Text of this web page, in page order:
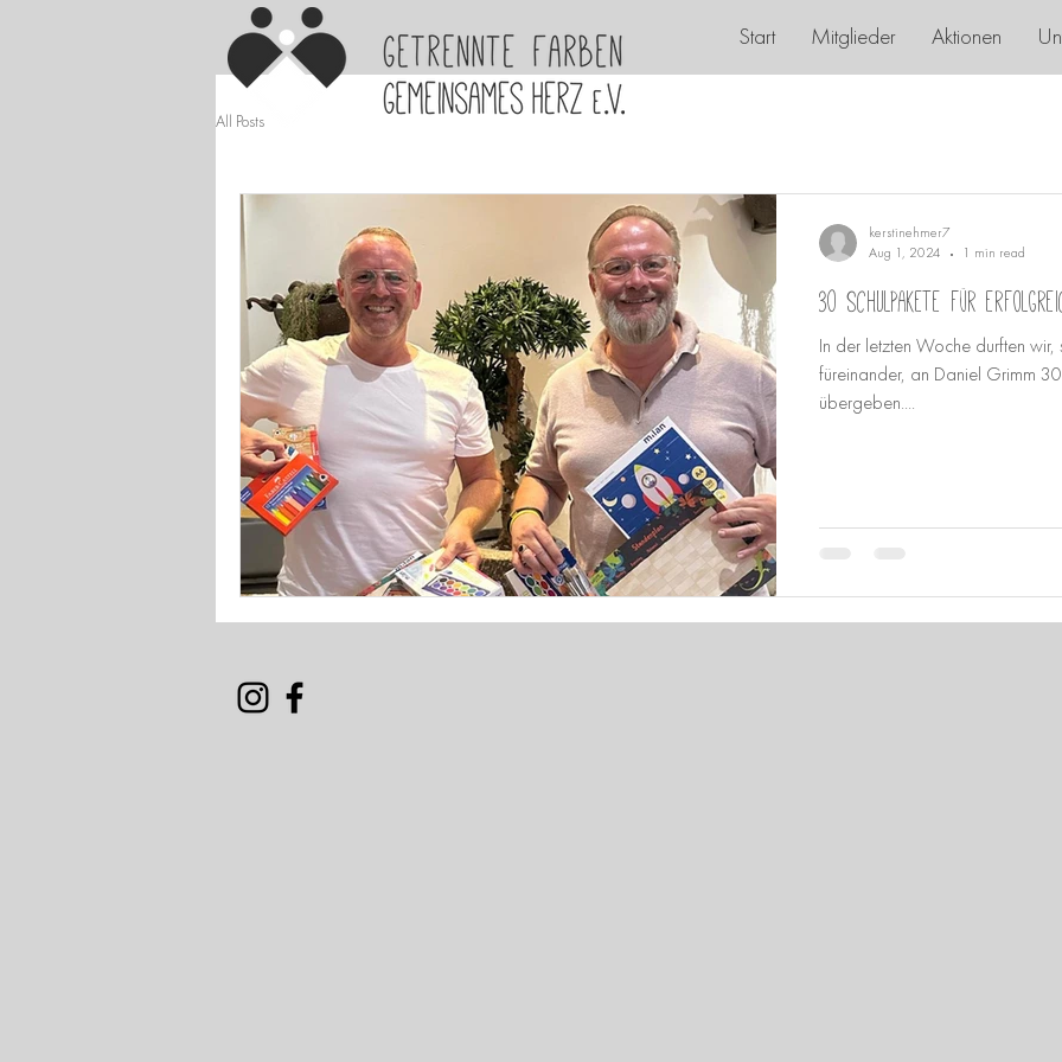
Start Mitglieder Aktionen
All Posts
30 Schulpakete für
In der letzten Woche durften
füreinander, an Daniel Grimm
übergeben....
kerstinehmer7
Aug 1, 2024
1 min read